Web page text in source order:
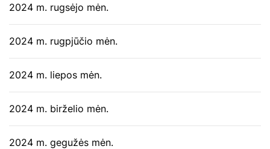
2024 m. rugsėjo mėn.
2024 m. rugpjūčio mėn.
2024 m. liepos mėn.
2024 m. birželio mėn.
2024 m. gegužės mėn.